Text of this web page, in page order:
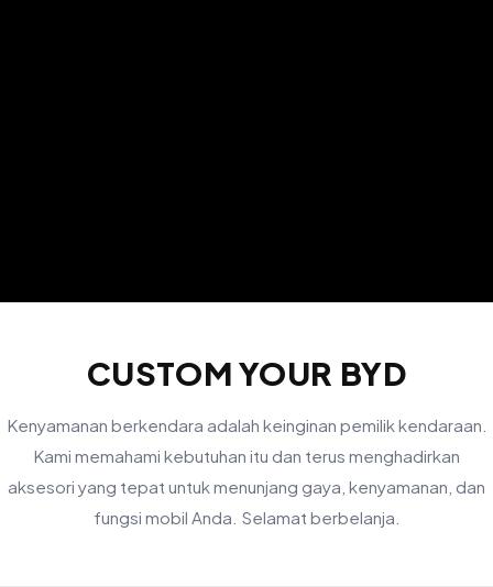
CUSTOM YOUR BYD
Kenyamanan berkendara adalah keinginan pemilik kendaraan.
Kami memahami kebutuhan itu dan terus menghadirkan
aksesori yang tepat untuk menunjang gaya, kenyamanan, dan
fungsi mobil Anda. Selamat berbelanja.